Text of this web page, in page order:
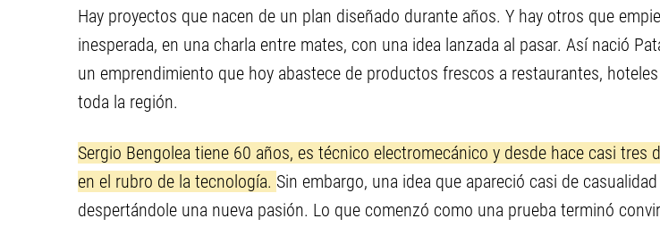
Hay proyectos que nacen de un plan diseñado durante años. Y hay otros que
inesperada, en una charla entre mates, con una idea lanzada al pasar. Así nació
un emprendimiento que hoy abastece de productos frescos a restaurantes,
toda la región.
Sergio Bengolea tiene 60 años, es técnico electromecánico y desde hace casi tres
en el rubro de la tecnología. Sin embargo, una idea que apareció casi de
despertándole una nueva pasión. Lo que comenzó como una prueba terminó